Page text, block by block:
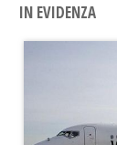
IN EVIDENZA